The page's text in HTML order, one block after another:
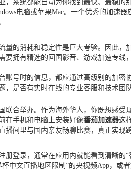
系统都能自动为你找到最快、最稳的
电脑或苹果Mac。一个优秀的加速
量的消耗和稳定性是巨大考验。因此
拥有精选的回国影音、游戏加速专
号时的信息，都应通过高级别的加
是否有实时在线的专业客服和技术团
合举办。作为海外华人，你既想感
在手机和电脑上安装好像番茄加速器这
间里与国内亲友畅聊比赛，真正实现
登录，通常在应用内就能看到清晰
中文直播地区限制”的央视频App，或